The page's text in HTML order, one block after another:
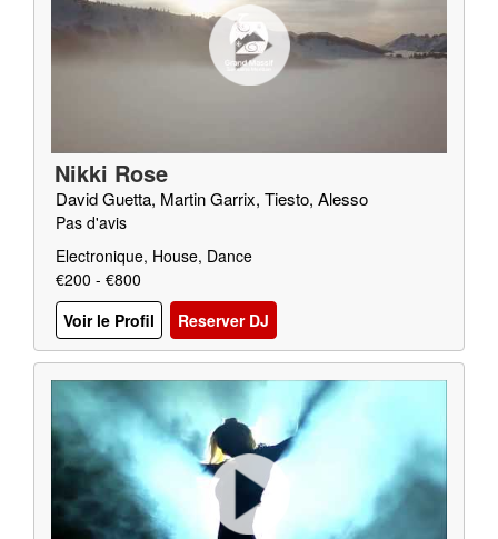
Nikki Rose
David Guetta, Martin Garrix, Tiesto, Alesso
Pas d'avis
Electronique, House, Dance
€200 - €800
Voir le Profil
Reserver DJ